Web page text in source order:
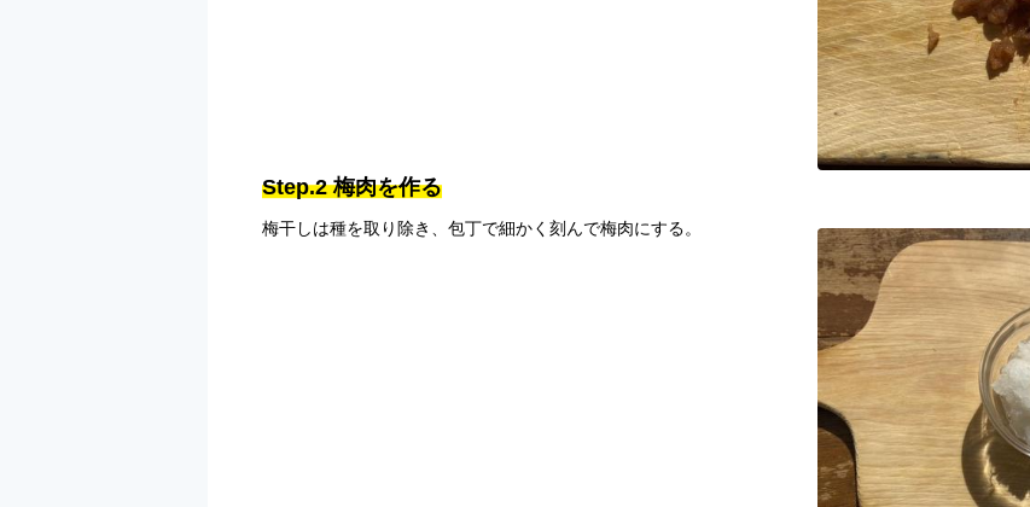
Step.2 梅肉を作る
梅干しは種を取り除き、包丁で細かく刻んで梅肉にする。